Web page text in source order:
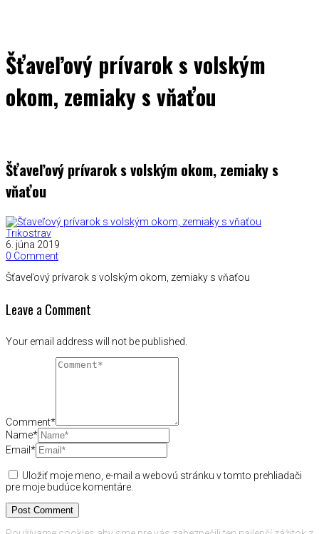
Šťaveľový prívarok s volským
okom, zemiaky s vňaťou
Šťaveľový prívarok s volským okom, zemiaky s
vňaťou
Trikostrav
6. júna 2019
0 Comment
Šťaveľový prívarok s volským okom, zemiaky s vňaťou
Leave a Comment
Your email address will not be published.
Comment*
Name*
Email*
Uložiť moje meno, e-mail a webovú stránku v tomto prehliadači
pre moje budúce komentáre.